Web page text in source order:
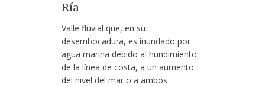
Ría
Valle fluvial que, en su
desembocadura, es inundado por
agua marina debido al hundimiento
de la línea de costa, a un aumento
del nivel del mar o a ambos